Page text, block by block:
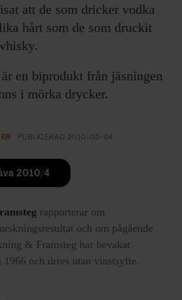
& RESOR
PÅ F&F
I F&F
att de som dricker vodka
hårt som de som druckit
en biprodukt från jäsningen
i mörka drycker.
PUBLICERAD 2010-05-04
2010/4
rapporterar om
och om pågående
& Framsteg har bevakat
1966 och drivs utan vinstsyfte.